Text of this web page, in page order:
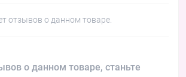
отзывов о данном товаре.
о данном товаре, станьте